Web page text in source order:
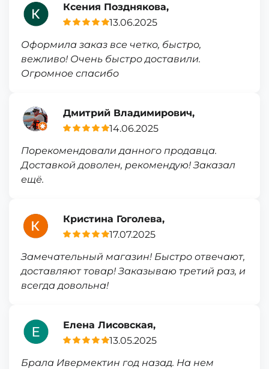
Ксения Позднякова,
13.06.2025
Оформила заказ все четко, быстро,
вежливо! Очень быстро доставили.
Огромное спасибо
Дмитрий Владимирович,
14.06.2025
Порекомендовали данного продавца.
Доставкой доволен, рекомендую! Заказал
ещё.
Кристина Гоголева,
17.07.2025
Замечательный магазин! Быстро отвечают,
доставляют товар! Заказываю третий раз, и
всегда довольна!
Елена Лисовская,
13.05.2025
Брала Ивермектин год назад. На нем